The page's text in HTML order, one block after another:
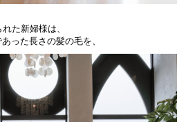
た新婦様は、
った長さの髪の毛を、